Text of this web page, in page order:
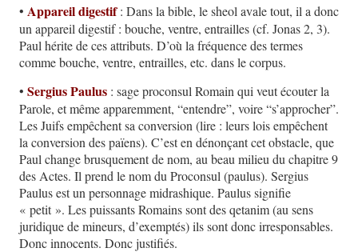
• Appareil digestif: Dans la bible, le sheol avale tout, il a donc
un appareil digestif : bouche, ventre, entrailles (cf. Jonas 2, 3).
Paul hérite de ces attributs. D’où la fréquence des termes
comme bouche, ventre, entrailles, etc. dans le corpus.
• Sergius Paulus : sage proconsul Romain qui veut écouter la
Parole, et même apparemment, “entendre”, voire “s’approcher”.
Les Juifs empêchent sa conversion (lire : leurs lois empêchent
la conversion des païens). C’est en dénonçant cet obstacle, que
Paul change brusquement de nom, au beau milieu du chapitre 9
des Actes. Il prend le nom du Proconsul (paulus). Sergius
Paulus est un personnage midrashique. Paulus signifie
« petit ». Les puissants Romains sont des qetanim (au sens
juridique de mineurs, d’exemptés) ils sont donc irresponsables.
Donc innocents. Donc justifiés.